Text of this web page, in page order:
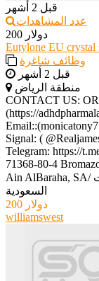
قبل 2 أشهر
عدد المشاهدات
200 دولار
Eutylone EU
وظائف شاغرة
قبل 2 أشهر
منطقة الرياض
CONTACT US:
(https://
Signal: (
Telegram: https://
71368-80-4
Ain AlBaraha, SA/
السعودية
200 دولار
williamswest